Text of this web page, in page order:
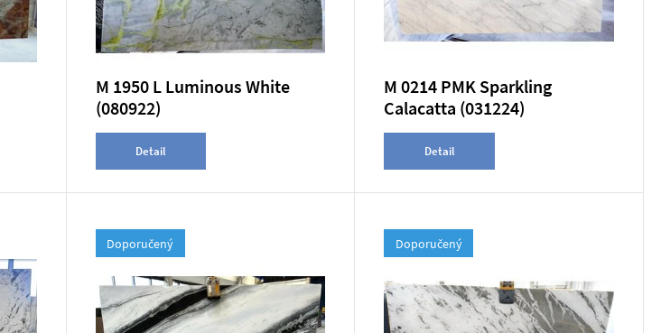
M 1950 L Luminous White
(080922)
Detail
M 0214 PMK Sparkling
Calacatta (031224)
Detail
Doporučený Doporučený